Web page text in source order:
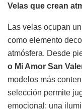
Velas que crean
Las velas ocupan
como elemento
atmósfera. Desde
o Mi Amor San
modelos más
selección permite
emocional: una